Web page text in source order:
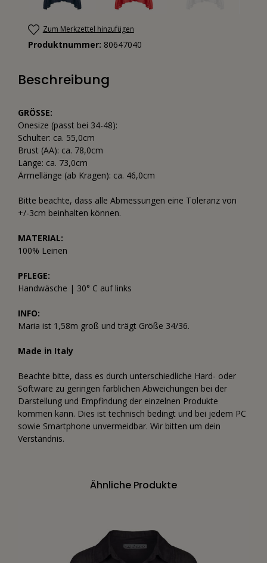
Zum Merkzettel hinzufügen
Produktnummer: 80647040
Beschreibung
GRÖSSE:
Onesize (passt bei 34-48):
Schulter: ca. 55,0cm
Brust (AA): ca. 78,0cm
Länge: ca. 73,0cm
Ärmellänge (ab Kragen): ca. 46,0cm
Bitte beachte, dass alle Abmessungen eine Toleranz von
+/-3cm beinhalten können.
MATERIAL:
100% Leinen
PFLEGE:
Handwäsche | 30° C auf links
INFO:
Maria ist 1,58m groß und trägt Größe 34/36.
Made in Italy
Beachte bitte, dass es durch unterschiedliche Hard- oder
Software zu geringen farblichen Abweichungen bei der
Darstellung und Empfindung der einzelnen Produkte
kommen kann. Dies ist technisch bedingt und bei jedem PC
sowie Smartphone unvermeidbar. Wir bitten um dein
Verständnis.
Ähnliche Produkte